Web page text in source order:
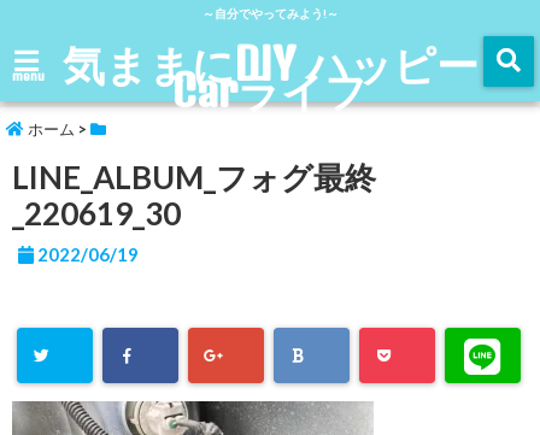
～自分でやってみよう!～
menu 気ままにDIY ハッピー
Carライフ
ホーム >
LINE_ALBUM_フォグ最終
_220619_30
2022/06/19